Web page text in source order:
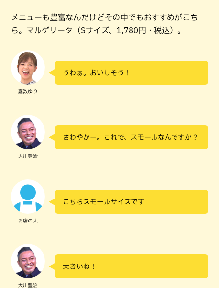
メニューも豊富なんだけどその中でもおすすめがこち
ら。マルゲリータ（Sサイズ、1,780円・税込）。
嘉数ゆり
うわぁ。おいしそう！
大川豊治
さわやかー。これで、スモールなんですか？
お店の人
こちらスモールサイズです
大川豊治
大きいね！